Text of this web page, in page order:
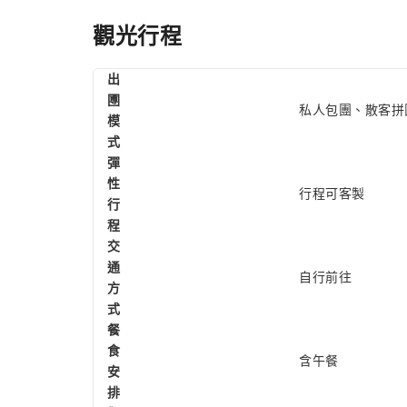
觀光行程
出
圑
模
式
私人包團、散客
彈
性
行
程
行程可客製
交
通
方
式
自行前往
餐
食
安
排
含午餐